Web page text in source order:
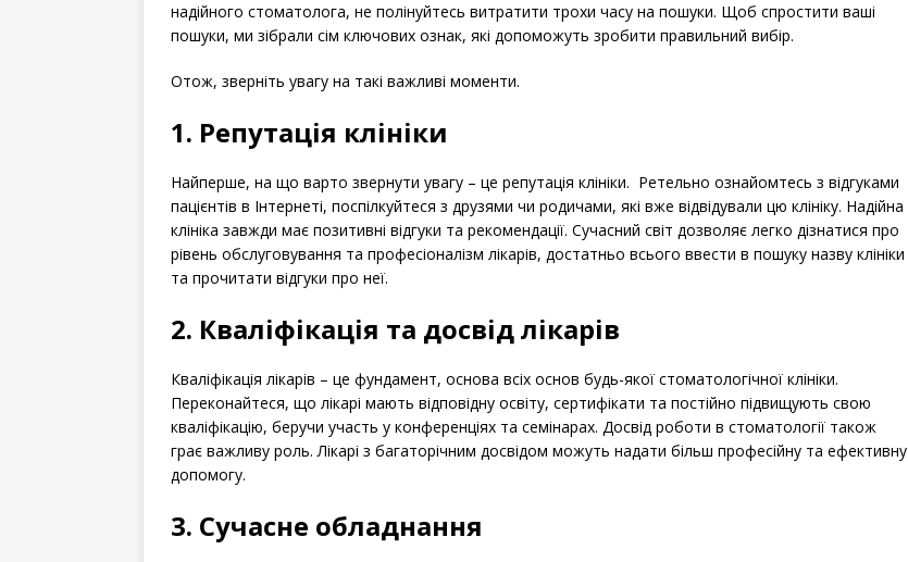
надійного стоматолога, не полінуйтесь витратити трохи часу на пошуки. Щоб спростити ваші
пошуки, ми зібрали сім ключових ознак, які допоможуть зробити правильний вибір.
Отож, зверніть увагу на такі важливі моменти.
1. Репутація клініки
Найперше, на що варто звернути увагу – це репутація клініки. Ретельно ознайомтесь з відгуками
пацієнтів в Інтернеті, поспілкуйтеся з друзями чи родичами, які вже відвідували цю клініку. Надійна
клініка завжди має позитивні відгуки та рекомендації. Сучасний світ дозволяє легко дізнатися про
рівень обслуговування та професіоналізм лікарів, достатньо всього ввести в пошуку назву клініки
та прочитати відгуки про неї.
2. Кваліфікація та досвід лікарів
Кваліфікація лікарів – це фундамент, основа всіх основ будь-якої стоматологічної клініки.
Переконайтеся, що лікарі мають відповідну освіту, сертифікати та постійно підвищують свою
кваліфікацію, беручи участь у конференціях та семінарах. Досвід роботи в стоматології також
грає важливу роль. Лікарі з багаторічним досвідом можуть надати більш професійну та ефективну
допомогу.
3. Сучасне обладнання